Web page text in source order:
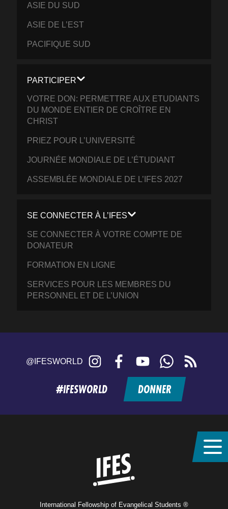
ASIE DU SUD
ASIE DE L’EST
PACIFIQUE SUD
PARTICIPER
VOTRE DON: PERMETTRE AUX ETUDIANTS
DU MONDE ENTIER DE CROÎTRE EN
CHRIST
PRIEZ POUR L’UNIVERSITÉ
JOURNÉE MONDIALE DE L’ÉTUDIANT
ASSEMBLÉE MONDIALE DE L’IFES 2027
SE CONNECTER À L’IFES
SE CONNECTER À VOTRE COMPTE DE
DONATEUR
FORMATION EN LIGNE
SERVICES POUR LES MEMBRES DU
PERSONNEL ET DE L’UNION
@IFESWORLD Instagram FacebookYouTubeWhatsApp
feed
#IFESWORLD DONNER
International Fellowship of Evangelical Students ®